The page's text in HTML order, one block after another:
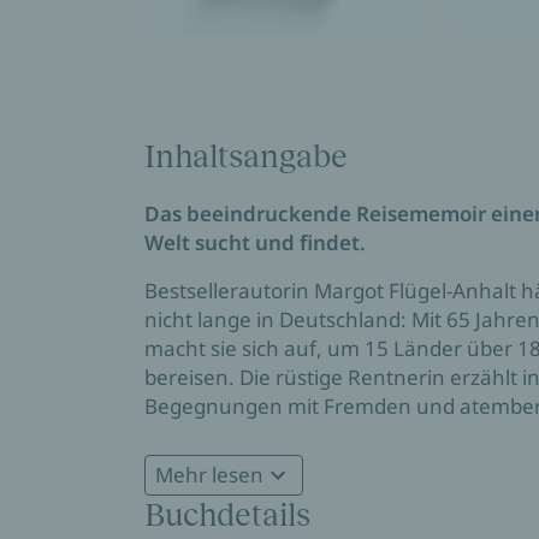
Inhaltsangabe
Das beeindruckende Reisememoir
Welt sucht und findet.
Bestsellerautorin Margot Flügel-Anhalt
nicht lange in Deutschland: Mit 65
macht sie sich auf, um 15 Länder über
bereisen. Die rüstige Rentnerin erzählt
Begegnungen mit Fremden und
unterwegs ziehen unweigerlich in den
einmalige Abenteuer.
Mehr lesen
Buchdetails